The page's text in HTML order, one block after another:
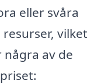
eller svåra
vilket
av de